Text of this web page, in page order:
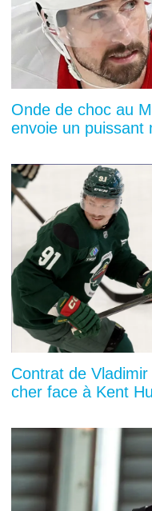
Onde de choc au
envoie un puissant
Contrat de
cher face à Kent